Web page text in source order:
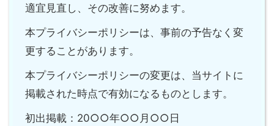
適宜見直し、その改善に努めます。
本プライバシーポリシーは、事前の予告なく変
更することがあります。
本プライバシーポリシーの変更は、当サイトに
掲載された時点で有効になるものとします。
初出掲載：20○○年○○月○○日